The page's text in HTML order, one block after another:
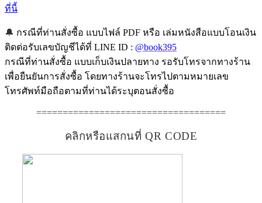
ที่นี้
🔔 กรณีที่ท่านสั่งซื้อ แบบไฟล์ PDF หรือ เล่มหนังสือแบบโอนเงิน
ติดต่อรับเลขบัญชีได้ที่ LINE ID : @book395
กรณีที่ท่านสั่งซื้อ แบบเก็บเงินปลายทาง รอรับโทรจากทางร้าน
เพื่อยืนยันการสั่งซื้อ โดยทางร้านจะโทรไปตามหมายเลข
โทรศัพท์มือถือตามที่ท่านได้ระบุตอนสั่งซื้อ
====================================
คลิกหรือแสกนที่ QR CODE